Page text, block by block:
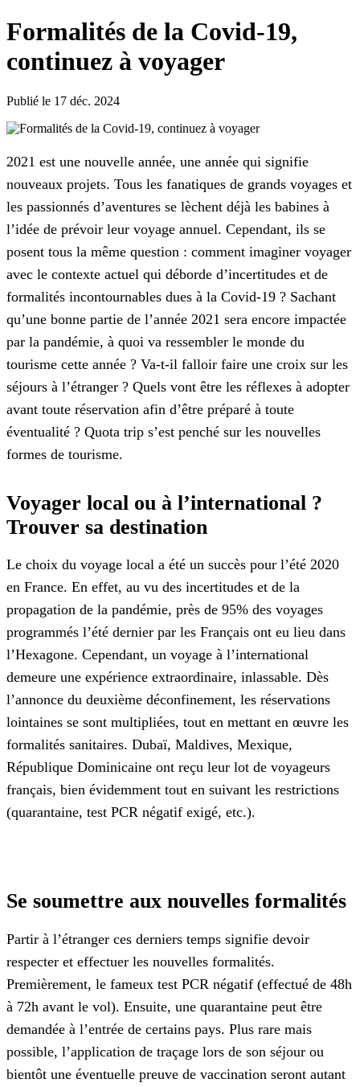
Formalités de la Covid-19,
continuez à voyager
Publié le 17 déc. 2024
2021 est une nouvelle année, une année qui signifie
nouveaux projets. Tous les fanatiques de grands voyages et
les passionnés d’aventures se lèchent déjà les babines à
l’idée de prévoir leur voyage annuel. Cependant, ils se
posent tous la même question : comment imaginer voyager
avec le contexte actuel qui déborde d’incertitudes et de
formalités incontournables dues à la Covid-19 ? Sachant
qu’une bonne partie de l’année 2021 sera encore impactée
par la pandémie, à quoi va ressembler le monde du
tourisme cette année ? Va-t-il falloir faire une croix sur les
séjours à l’étranger ? Quels vont être les réflexes à adopter
avant toute réservation afin d’être préparé à toute
éventualité ? Quota trip s’est penché sur les nouvelles
formes de tourisme.
Voyager local ou à l’international ?
Trouver sa destination
Le choix du voyage local a été un succès pour l’été 2020
en France. En effet, au vu des incertitudes et de la
propagation de la pandémie, près de 95% des voyages
programmés l’été dernier par les Français ont eu lieu dans
l’Hexagone. Cependant, un voyage à l’international
demeure une expérience extraordinaire, inlassable. Dès
l’annonce du deuxième déconfinement, les réservations
lointaines se sont multipliées, tout en mettant en œuvre les
formalités sanitaires. Dubaï, Maldives, Mexique,
République Dominicaine ont reçu leur lot de voyageurs
français, bien évidemment tout en suivant les restrictions
(quarantaine, test PCR négatif exigé, etc.).
Se soumettre aux nouvelles formalités
Partir à l’étranger ces derniers temps signifie devoir
respecter et effectuer les nouvelles formalités.
Premièrement, le fameux test PCR négatif (effectué de 48h
à 72h avant le vol). Ensuite, une quarantaine peut être
demandée à l’entrée de certains pays. Plus rare mais
possible, l’application de traçage lors de son séjour ou
bientôt une éventuelle preuve de vaccination seront autant